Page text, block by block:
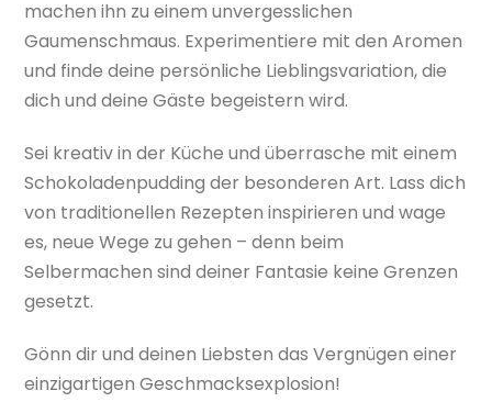
machen ihn zu einem unvergesslichen
Gaumenschmaus. Experimentiere mit den Aromen
und finde deine persönliche Lieblingsvariation, die
dich und deine Gäste begeistern wird.
Sei kreativ in der Küche und überrasche mit einem
Schokoladenpudding der besonderen Art. Lass dich
von traditionellen Rezepten inspirieren und wage
es, neue Wege zu gehen – denn beim
Selbermachen sind deiner Fantasie keine Grenzen
gesetzt.
Gönn dir und deinen Liebsten das Vergnügen einer
einzigartigen Geschmacksexplosion!